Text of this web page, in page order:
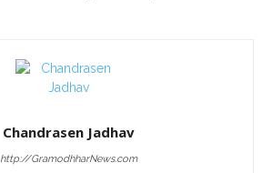
Chandrasen Jadhav
http://GramodhharNews.com